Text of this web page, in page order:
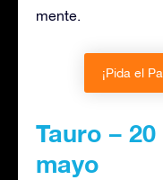
mente.
¡Pida el
Tauro –
mayo